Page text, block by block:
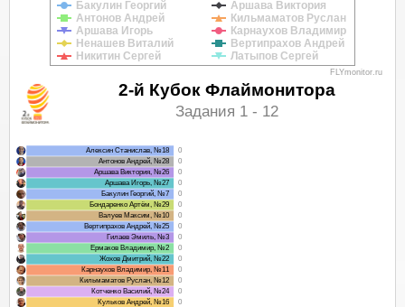
Бакулин Георгий
Аршава Виктория
Антонов Андрей
Кильмаматов Руслан
Аршава Игорь
Карнаухов Владимир
Ненашев Виталий
Вертипрахов Андрей
Никитин Сергей
Латыпов Сергей
FLYmonitor.ru
2-й Кубок Флаймонитора
Задания 1 - 12
Алексин Станислав, №18
0
Антонов Андрей, №28
0
Аршава Виктория, №26
0
Аршава Игорь, №27
0
Бакулин Георгий, №7
0
Бондаренко Артём, №29
0
Валуев Максим, №10
0
Вертипрахов Андрей, №25
0
Гилаев Эмиль, №3
0
Ермаков Владимир, №2
0
Жохов Дмитрий, №22
0
Карнаухов Владимир, №11
0
Кильмаматов Руслан, №12
0
Котченко Василий, №24
0
Кульков Андрей, №16
0